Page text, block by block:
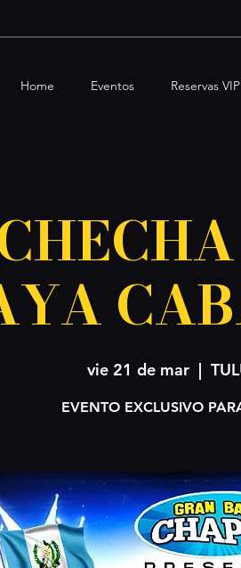
Home Eventos Reservas VIP
vie 21 de mar
  |
EVENTO EXCLUSIVO